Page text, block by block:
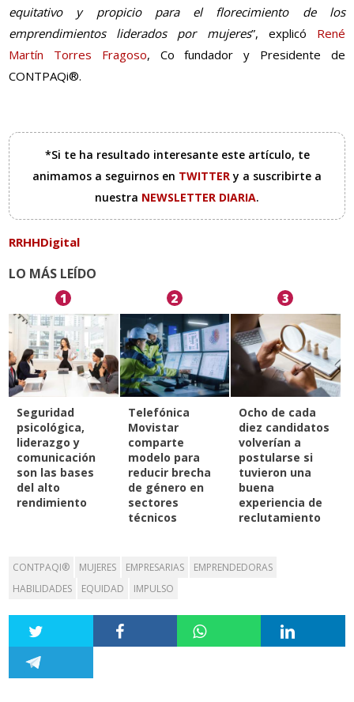
equitativo y propicio para el florecimiento de los
emprendimientos liderados por mujeres”, explicó René
Martín Torres Fragoso, Co fundador y Presidente de
CONTPAQi®.
*Si te ha resultado interesante este artículo, te
animamos a seguirnos en TWITTERy a suscribirte a
nuestra NEWSLETTER DIARIA.
RRHHDigital
LO MÁS LEÍDO
1
Seguridad
psicológica,
liderazgo y
comunicación
son las bases
del alto
rendimiento
2
Telefónica
Movistar
comparte
modelo para
reducir brecha
de género en
sectores
técnicos
3
Ocho de cada
diez candidatos
volverían a
postularse si
tuvieron una
buena
experiencia de
reclutamiento
CONTPAQI® MUJERES EMPRESARIAS
EMPRENDEDORAS
HABILIDADES
EQUIDAD IMPULSO